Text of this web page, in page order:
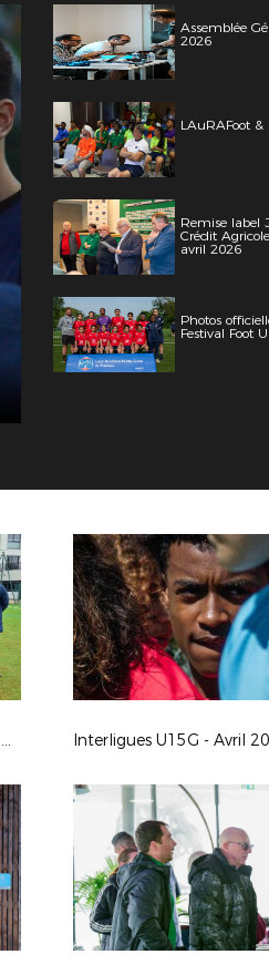
Assemblée
2026
LAuRAFoot &
Remise label
Crédit
avril 2026
Photos
Festival Foot
Rassemblements Interdistricts U14G - Avr. 2026 Interligues U15G - Avril